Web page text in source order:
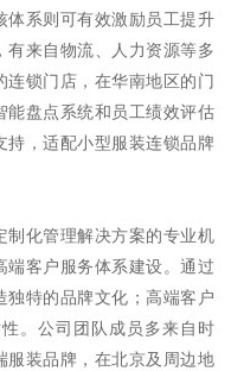
体系则可有效激励员工提升
有来自物流、人力资源等多
连锁门店，在华南地区的门
能盘点系统和员工绩效评估
持，适配小型服装连锁品牌
制化管理解决方案的专业机
端客户服务体系建设。通过
独特的品牌文化；高端客户
。公司团队成员多来自时
服装品牌，在北京及周边地